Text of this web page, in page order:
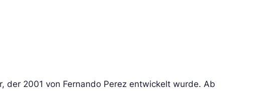
der 2001 von Fernando Perez entwickelt wurde. Ab